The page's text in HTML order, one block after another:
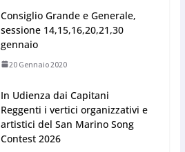
Consiglio Grande e Generale,
sessione 14,15,16,20,21,30
gennaio
20 Gennaio 2020
In Udienza dai Capitani
Reggenti i vertici organizzativi e
artistici del San Marino Song
Contest 2026